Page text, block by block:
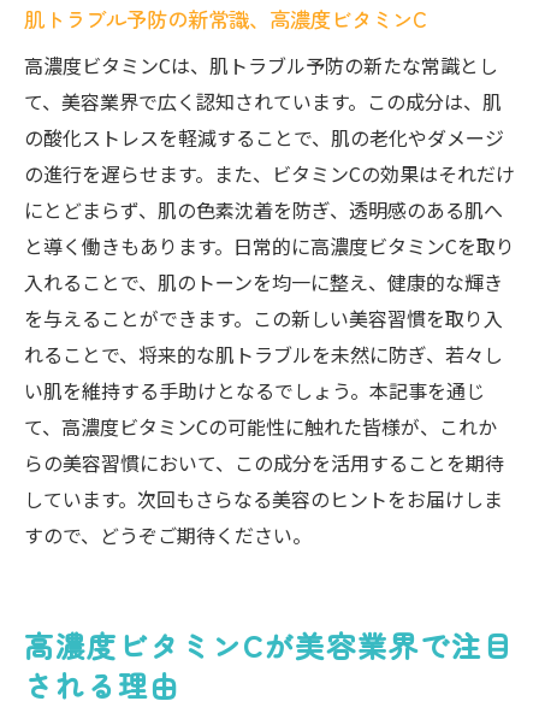
肌トラブル予防の新常識、高濃度ビタミンC
高濃度ビタミンCは、肌トラブル予防の新たな常識とし
て、美容業界で広く認知されています。この成分は、肌
の酸化ストレスを軽減することで、肌の老化やダメージ
の進行を遅らせます。また、ビタミンCの効果はそれだけ
にとどまらず、肌の色素沈着を防ぎ、透明感のある肌へ
と導く働きもあります。日常的に高濃度ビタミンCを取り
入れることで、肌のトーンを均一に整え、健康的な輝き
を与えることができます。この新しい美容習慣を取り入
れることで、将来的な肌トラブルを未然に防ぎ、若々し
い肌を維持する手助けとなるでしょう。本記事を通じ
て、高濃度ビタミンCの可能性に触れた皆様が、これか
らの美容習慣において、この成分を活用することを期待
しています。次回もさらなる美容のヒントをお届けしま
すので、どうぞご期待ください。
高濃度ビタミンCが美容業界で注目
される理由